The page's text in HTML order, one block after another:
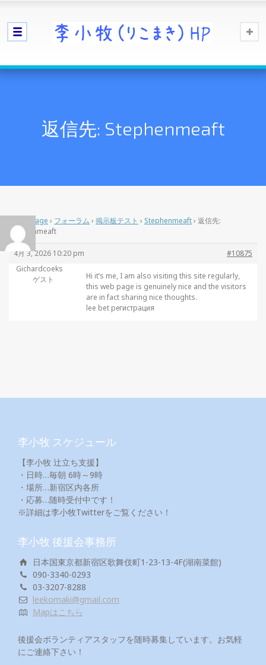
返信先: Stephenmeaft
Home Page › フォーラム › 掲示板テスト › Stephenmeaft› 返信先:
Stephenmeaft
4月 3, 2026 10:20 pm
#10875
Gichardcoeks
ゲスト
Hi it’s me, I am also visiting this site regularly,
this web page is genuinely nice and the visitors
are in fact sharing nice thoughts.
lee bet регистрация
李小牧 スケジュール
【李小牧 辻立ち支援】
・日時…毎朝 6時～9時
・場所…新宿区内各所
・応募…随時受付中です！
※詳細は李小牧Twitterをご覧ください！
李小牧 後援会事務所
日本国東京都新宿区歌舞伎町1-23-13-4F(湖南菜館)
090-3340-0293
03-3207-8288
leekomaki@gmail.com
Mapはこちら
後援会ボランティアスタッフを随時募集しています。お気軽
にご連絡下さい！